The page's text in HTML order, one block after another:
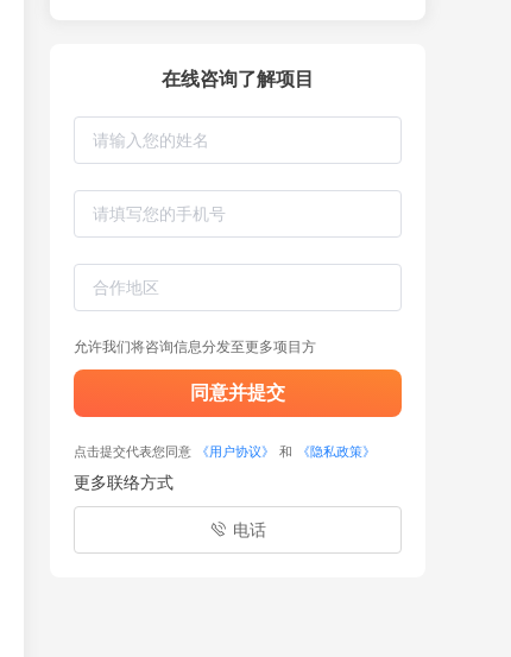
在线咨询了解项目
允许我们将咨询信息分发至更多项目方
同意并提交
点击提交代表您同意 《用户协议》 和 《隐私政策》
更多联络方式
电话